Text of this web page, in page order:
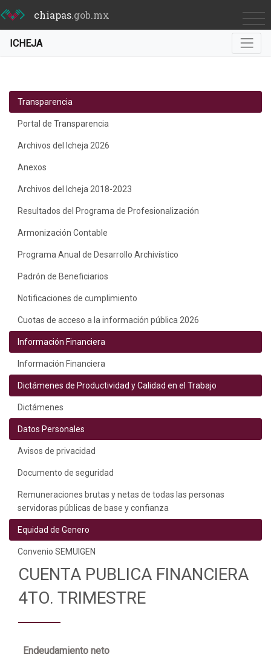
chiapas.gob.mx
ICHEJA
Transparencia
Portal de Transparencia
Archivos del Icheja 2026
Anexos
Archivos del Icheja 2018-2023
Resultados del Programa de Profesionalización
Armonización Contable
Programa Anual de Desarrollo Archivístico
Padrón de Beneficiarios
Notificaciones de cumplimiento
Cuotas de acceso a la información pública 2026
Información Financiera
Información Financiera
Dictámenes de Productividad y Calidad en el Trabajo
Dictámenes
Datos Personales
Avisos de privacidad
Documento de seguridad
Remuneraciones brutas y netas de todas las personas
servidoras públicas de base y confianza
Equidad de Genero
Convenio SEMUIGEN
CUENTA PUBLICA FINANCIERA
4TO. TRIMESTRE
Endeudamiento neto